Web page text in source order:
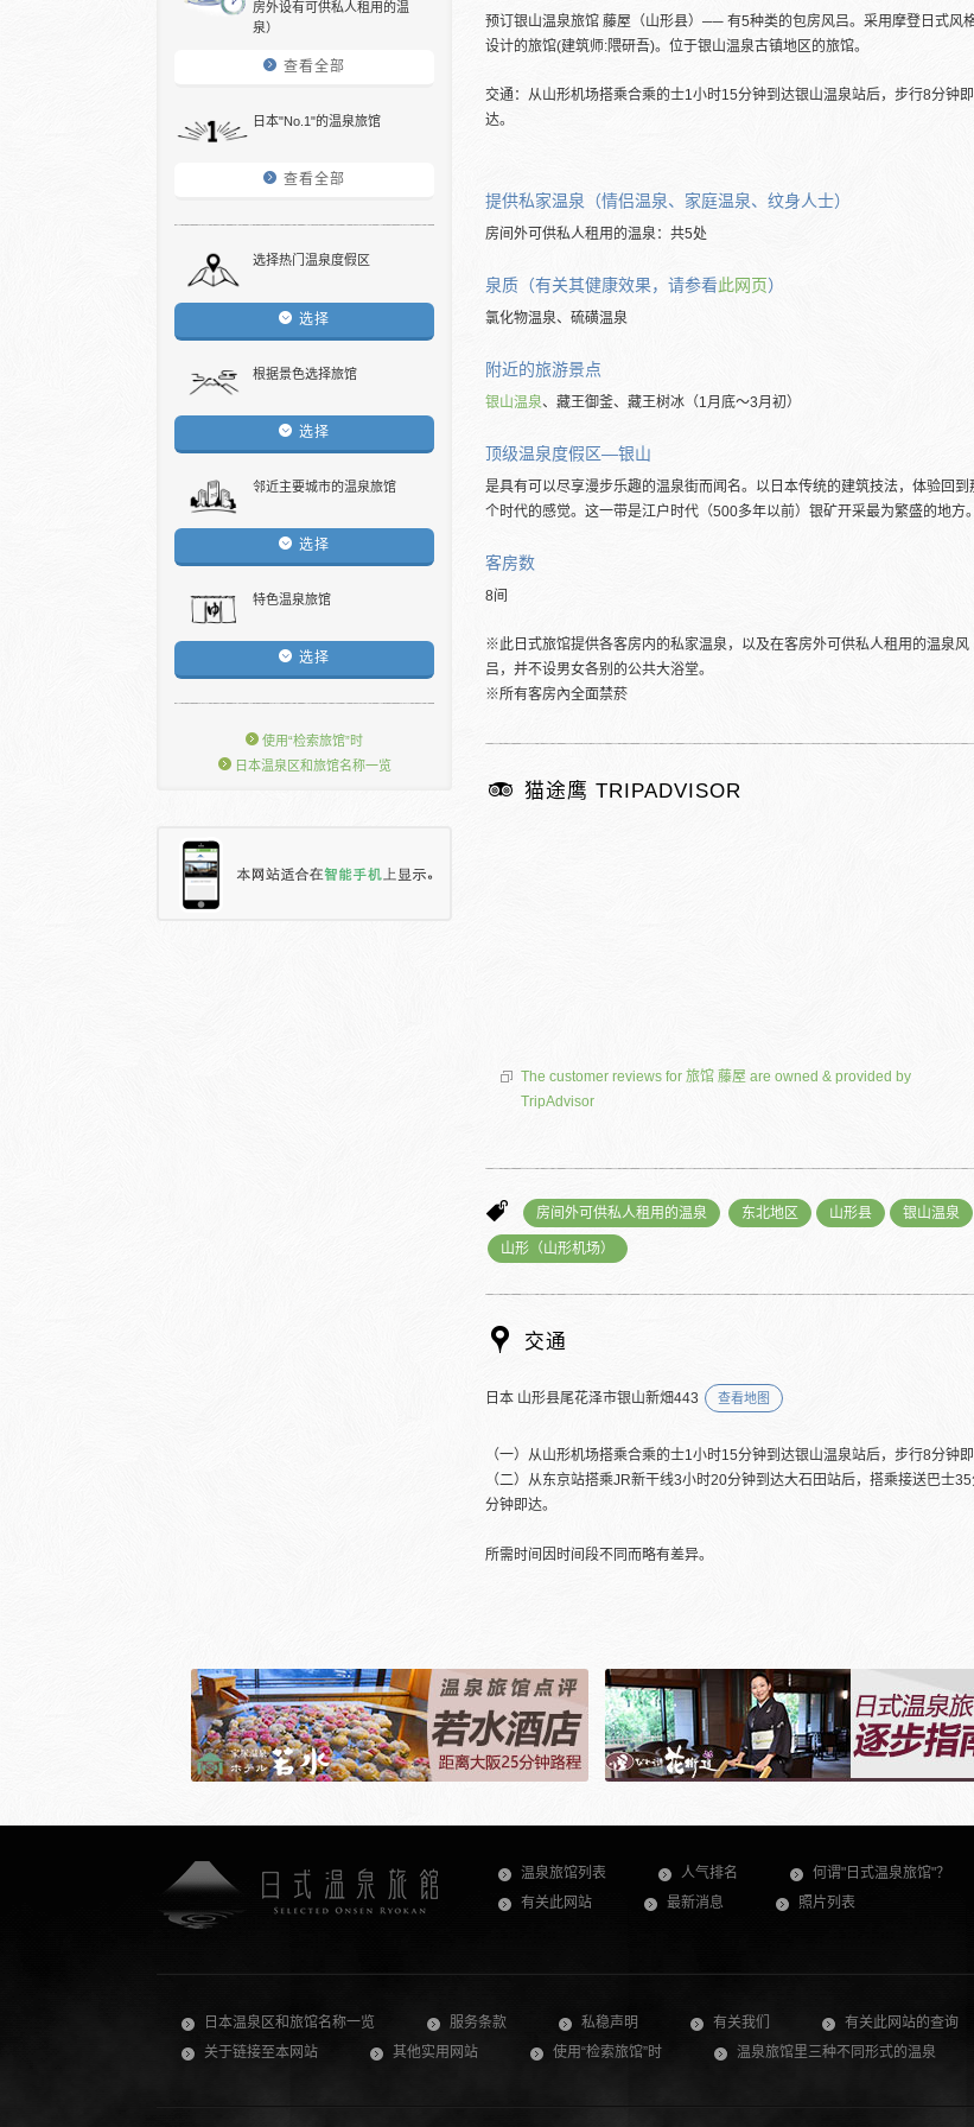
房外设有可供私人租用的温
泉）
查看全部
日本"No.1"的温泉旅馆
查看全部
选择热门温泉度假区
选择
根据景色选择旅馆
选择
邻近主要城市的温泉旅馆
选择
特色温泉旅馆
选择
使用“检索旅馆”时
日本温泉区和旅馆名称一览
预订银山温泉旅馆 藤屋（山形县）── 有5种类的包房风吕。采用摩登日式风
设计的旅馆(建筑师:隈研吾)。位于银山温泉古镇地区的旅馆。
交通：从山形机场搭乘合乘的士1小时15分钟到达银山温泉站后，步行8分钟即
达。
提供私家温泉（情侣温泉、家庭温泉、纹身人士）
房间外可供私人租用的温泉：共5处
泉质（有关其健康效果，请参看此网页）
氯化物温泉、硫磺温泉
附近的旅游景点
银山温泉、藏王御釜、藏王树冰（1月底～3月初）
顶级温泉度假区―银山
是具有可以尽享漫步乐趣的温泉街而闻名。以日本传统的建筑技法，体验回到
个时代的感觉。这一带是江户时代（500多年以前）银矿开采最为繁盛的地方。
客房数
8间
※此日式旅馆提供各客房内的私家温泉，以及在客房外可供私人租用的温泉风
吕，并不设男女各别的公共大浴堂。
※所有客房內全面禁菸
猫途鹰 TRIPADVISOR
The customer reviews for 旅馆 藤屋 are owned & provided by
TripAdvisor
房间外可供私人租用的温泉 东北地区 山形县 银山温泉
山形（山形机场）
交通
日本 山形县尾花泽市银山新畑443 查看地图
（一）从山形机场搭乘合乘的士1小时15分钟到达银山温泉站后，步行8分钟即
（二）从东京站搭乘JR新干线3小时20分钟到达大石田站后，搭乘接送巴士
分钟即达。
所需时间因时间段不同而略有差异。
温泉旅馆列表 人气排名
何谓"日式温泉旅馆"？
有关此网站
最新消息 照片列表
日本温泉区和旅馆名称一览 服务条款 私稳声明 有关我们
有关此网站的查询
关于链接至本网站
其他实用网站 使用“检索旅馆”时 温泉旅馆里三种不同形式的温泉